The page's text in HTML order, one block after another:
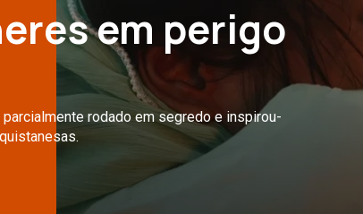
em perigo
rodado em segredo e inspirou-